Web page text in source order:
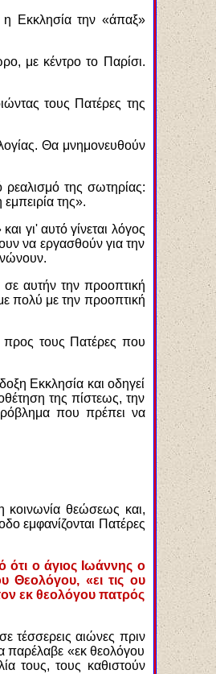
η Εκκλησία την «άπαξ»
με κέντρο το Παρίσι.
τους Πατέρες της
Θα μνημονευθούν
ρεαλισμό της σωτηρίας:
της».
γι' αυτό γίνεται λόγος
να εργασθούν για την
σε αυτήν την προοπτική
πολύ με την προοπτική
προς τους Πατέρες που
Εκκλησία και οδηγεί
της πίστεως, την
που πρέπει να
κοινωνία θεώσεως και,
εμφανίζονται Πατέρες
ότι ο άγιος Ιωάννης ο
Θεολόγου, «ει τις ου
εκ θεολόγου πατρός
τέσσερεις αιώνες πριν
παρέλαβε «εκ θεολόγου
τους, τους καθιστούν